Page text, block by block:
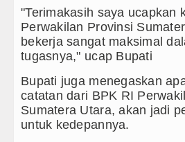
Emma
Juventus
PSG
Chelsea
Ketua
"Terimakasih saya ucapkan
Perwakilan Provinsi
bekerja sangat maksimal
tugasnya," ucap Bupati
Bupati juga menegaskan
catatan dari BPK RI
Sumatera Utara, akan jadi
untuk kedepannya.